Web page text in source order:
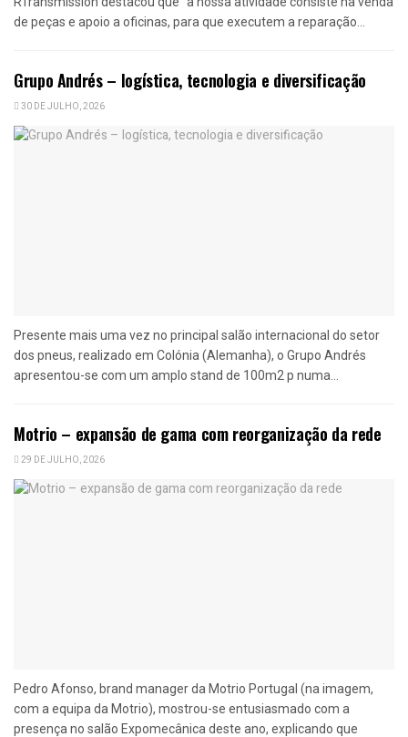
de peças e apoio a oficinas, para que executem a reparação...
Grupo Andrés – logística, tecnologia e diversificação
30 DE JULHO, 2026
Presente mais uma vez no principal salão internacional do setor
dos pneus, realizado em Colónia (Alemanha), o Grupo Andrés
apresentou-se com um amplo stand de 100m2 p numa...
Motrio – expansão de gama com reorganização da rede
29 DE JULHO, 2026
Pedro Afonso, brand manager da Motrio Portugal (na imagem,
com a equipa da Motrio), mostrou-se entusiasmado com a
presença no salão Expomecânica deste ano, explicando que